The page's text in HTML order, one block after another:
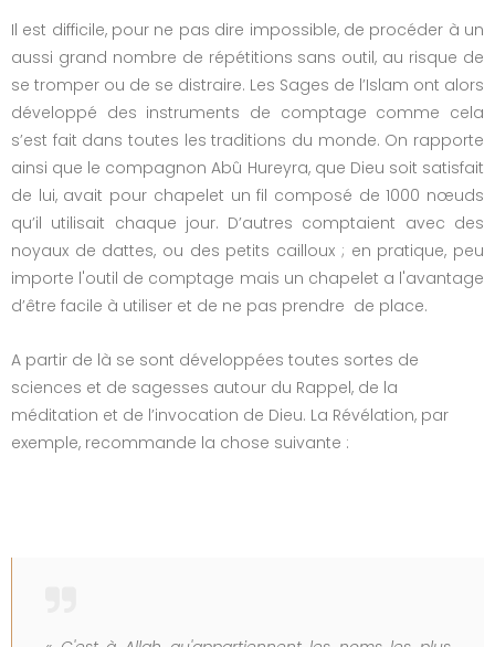
Il est difficile, pour ne pas dire impossible, de procéder à un
aussi grand nombre de répétitions sans outil, au risque de
se tromper ou de se distraire. Les Sages de l’Islam ont alors
développé des instruments de comptage comme cela
s’est fait dans toutes les traditions du monde. On rapporte
ainsi que le compagnon Abû Hureyra, que Dieu soit satisfait
de lui, avait pour chapelet un fil composé de 1000 nœuds
qu’il utilisait chaque jour. D’autres comptaient avec des
noyaux de dattes, ou des petits cailloux ; en pratique, peu
importe l'outil de comptage mais un chapelet a l'avantage
d’être facile à utiliser et de ne pas prendre de place.
A partir de là se sont développées toutes sortes de
sciences et de sagesses autour du Rappel, de la
méditation et de l’invocation de Dieu. La Révélation, par
exemple, recommande la chose suivante :